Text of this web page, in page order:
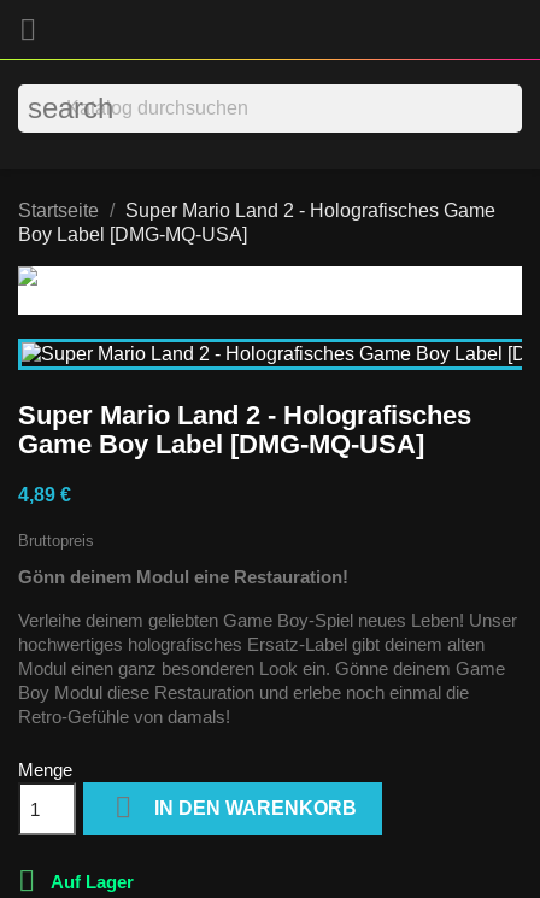

search
Startseite
Super Mario Land 2 - Holografisches Game
Boy Label [DMG-MQ-USA]
Super Mario Land 2 - Holografisches
Game Boy Label [DMG-MQ-USA]
4,89 €
Bruttopreis
Gönn deinem Modul eine Restauration!
Verleihe deinem geliebten Game Boy-Spiel neues Leben! Unser
hochwertiges holografisches Ersatz-Label gibt deinem alten
Modul einen ganz besonderen Look ein. Gönne deinem Game
Boy Modul diese Restauration und erlebe noch einmal die
Retro-Gefühle von damals!
Menge
 IN DEN WARENKORB
 Auf Lager